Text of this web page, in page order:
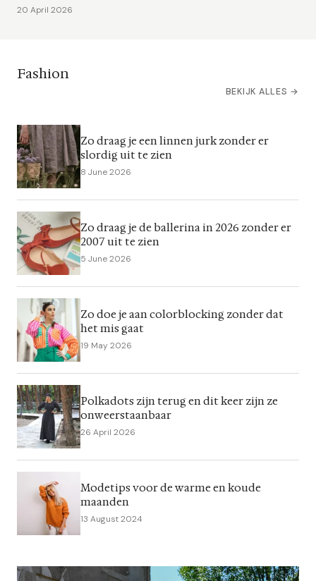
20 April 2026
Fashion
BEKIJK ALLES →
Zo draag je een linnen jurk zonder er
slordig uit te zien
8 June 2026
Zo draag je de ballerina in 2026 zonder er
2007 uit te zien
5 June 2026
Zo doe je aan colorblocking zonder dat
het mis gaat
19 May 2026
Polkadots zijn terug en dit keer zijn ze
onweerstaanbaar
26 April 2026
Modetips voor de warme en koude
maanden
13 August 2024